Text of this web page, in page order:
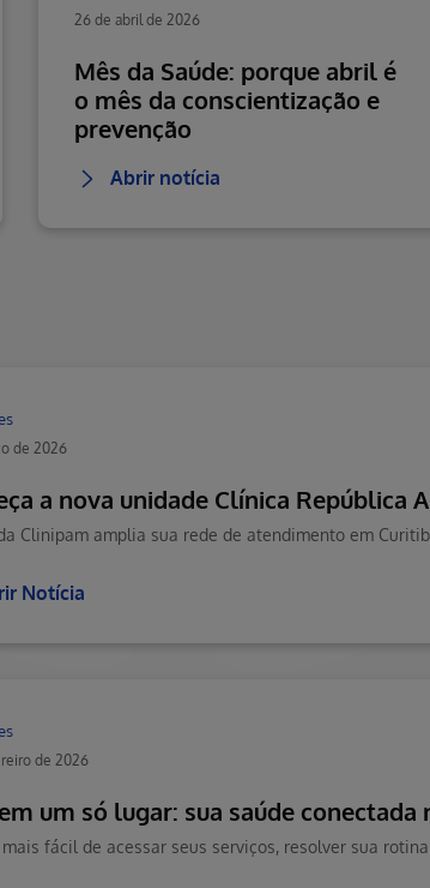
26 de abril de 2026
Mês da Saúde: porque abril é
o mês da conscientização e
prevenção
Abrir notícia
de 2026
a nova unidade Clínica República
Notícia
de 2026
um só lugar: sua saúde
fácil de acessar seus serviços, resolver sua